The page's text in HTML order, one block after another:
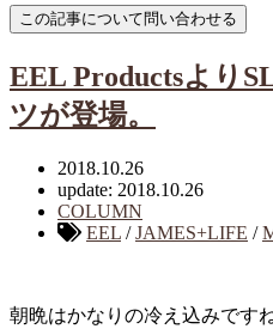
EEL Productsより
ツが登場。
2018.10.26
update: 2018.10.26
COLUMN
EEL /JAMES+LIFE /
朝晩はかなりの冷え込みです